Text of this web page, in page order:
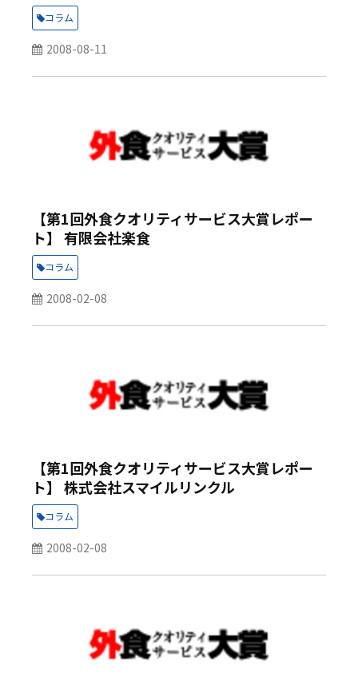
コラム
2008-08-11
【第1回外食クオリティサービス大賞レポー
ト】 有限会社楽食
コラム
2008-02-08
【第1回外食クオリティサービス大賞レポー
ト】 株式会社スマイルリンクル
コラム
2008-02-08